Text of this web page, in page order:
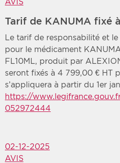
AVIS
Tarif de KANUMA fixé
Le tarif de responsabilité et
pour le médicament
FL10ML, produit par
seront fixés à 4 799,00 € HT
s’appliquera à partir du 1er
https://
052972444
02-12-2025
AVIS